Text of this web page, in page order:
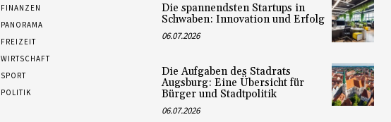
FINANZEN
PANORAMA
FREIZEIT
WIRTSCHAFT
SPORT
POLITIK
Die spannendsten Startups in
Schwaben: Innovation und Erfolg
06.07.2026
Die Aufgaben des Stadrats
Augsburg: Eine Übersicht für
Bürger und Stadtpolitik
06.07.2026